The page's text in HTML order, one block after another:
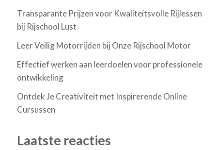
Transparante Prijzen voor Kwaliteitsvolle Rijlessen
bij Rijschool Lust
Leer Veilig Motorrijden bij Onze Rijschool Motor
Effectief werken aan leerdoelen voor professionele
ontwikkeling
Ontdek Je Creativiteit met Inspirerende Online
Cursussen
Laatste reacties